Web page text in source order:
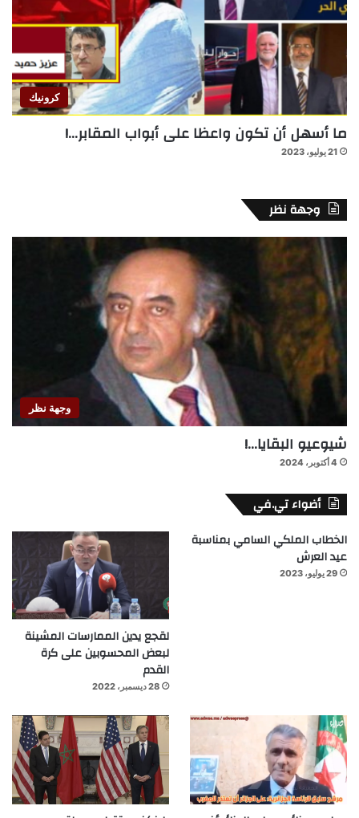
كرونيك
ما أسهل أن تكون واعظا على أبواب المقابر…!
21 يوليو، 2023
وجهة نظر
وجهة نظر
شيوعيو البقايا…!
4 أكتوبر، 2024
أضواء تي.في
الخطاب الملكي السامي بمناسبة
عيد العرش
29 يوليو، 2023
لقجع يدين الممارسات المشينة
لبعض المحسوبين على كرة
القدم
28 ديسمبر، 2022